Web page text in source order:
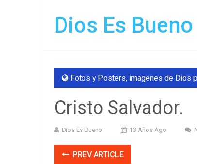
Dios Es Bueno
Fotos y Posters, imagenes de Dios
Cristo Salvador.
Dios Es Bueno 13 Años Ago
PREV ARTICLE